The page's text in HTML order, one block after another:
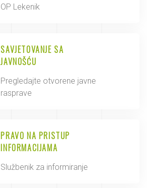
OP Lekenik
SAVJETOVANJE SA
JAVNOŠĆU
Pregledajte otvorene javne
rasprave
PRAVO NA PRISTUP
INFORMACIJAMA
Službenik za informiranje